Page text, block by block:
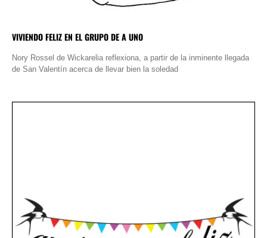
VIVIENDO FELIZ EN EL GRUPO DE A UNO
Nory Rossel de Wickarelia reflexiona, a partir de la inminente llegada
de San Valentín acerca de llevar bien la soledad